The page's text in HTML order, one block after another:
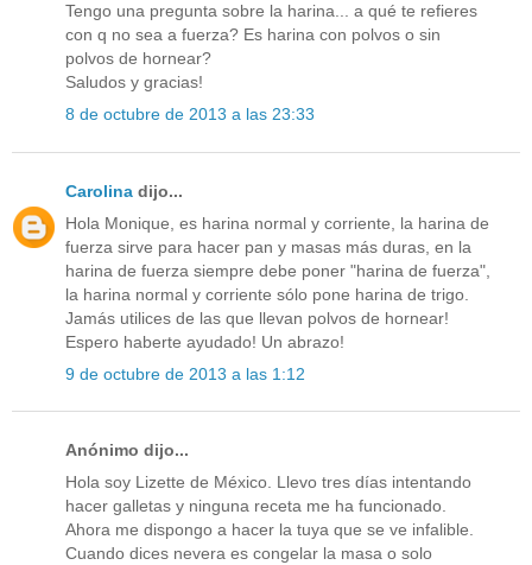
Tengo una pregunta sobre la harina... a qué te refieres
con q no sea a fuerza? Es harina con polvos o sin
polvos de hornear?
Saludos y gracias!
8 de octubre de 2013 a las 23:33
Carolina dijo...
Hola Monique, es harina normal y corriente, la harina de
fuerza sirve para hacer pan y masas más duras, en la
harina de fuerza siempre debe poner "harina de fuerza",
la harina normal y corriente sólo pone harina de trigo.
Jamás utilices de las que llevan polvos de hornear!
Espero haberte ayudado! Un abrazo!
9 de octubre de 2013 a las 1:12
Anónimo dijo...
Hola soy Lizette de México. Llevo tres días intentando
hacer galletas y ninguna receta me ha funcionado.
Ahora me dispongo a hacer la tuya que se ve infalible.
Cuando dices nevera es congelar la masa o solo